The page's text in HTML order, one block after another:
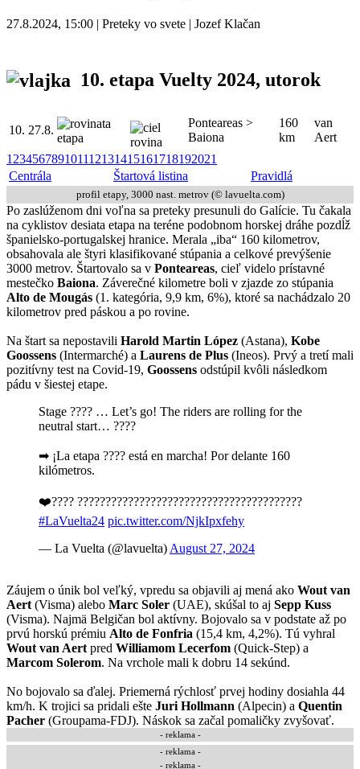
27.8.2024, 15:00 | Preteky vo svete | Jozef Klačan
10. etapa Vuelty 2024, utorok
10. 27.8.
Ponteareas >
Baiona
160
km
van
Aert
1 23456789101112131415161718192021
Centrála
Štartová listina Pravidlá
profil etapy, 3000 nast. metrov (© lavuelta.com)
Po zaslúženom dni voľna sa preteky presunuli do Galície. Tu čakala
na cyklistov desiata etapa na teréne podobnom horskej dráhe pozdĺž
španielsko-portugalskej hranice. Merala „iba“ 160 kilometrov,
obsahovala ale štyri klasifikované stúpania a celkové prevýšenie
3000 metrov. Štartovalo sa v Ponteareas, cieľ videlo prístavné
mestečko Baiona. Záverečné kilometre boli v zjazde zo stúpania
Alto de Mougás (1. kategória, 9,9 km, 6%), ktoré sa nachádzalo 20
kilometrov pred páskou a po rovine.
Na štart sa nepostavili Harold Martin López (Astana), Kobe
Goossens (Intermarché) a Laurens de Plus (Ineos). Prvý a tretí mali
pozitívny test na Covid-19, Goossens odstúpil kvôli následkom
pádu v šiestej etape.
Stage ???? … Let’s go! The riders are rolling for the
neutral start… ????
➡ ¡La etapa ???? está en marcha! Por delante 160
kilómetros.
❤️???? ????????????????????????????????????????
#LaVuelta24 pic.twitter.com/NjkIpxfehy
— La Vuelta (@lavuelta) August 27, 2024
Záujem o únik bol veľký, vpredu sa objavili aj mená ako Wout van
Aert (Visma) alebo Marc Soler (UAE), skúšal to aj Sepp Kuss
(Visma). Najmä Belgičan bol aktívny. Bojovalo sa v podstate až po
prvú horskú prémiu Alto de Fonfria (15,4 km, 4,2%). Tú vyhral
Wout van Aert pred Williamom Lecerfom (Quick-Step) a
Marcom Solerom. Na vrchole mali k dobru 14 sekúnd.
No bojovalo sa ďalej. Priemerná rýchlosť prvej hodiny dosiahla 44
km/h. K trojici sa pridali ešte Juri Hollmann (Alpecin) a Quentin
Pacher (Groupama-FDJ). Náskok sa začal pomaličky zvyšovať.
- reklama -
- reklama-
- reklama -